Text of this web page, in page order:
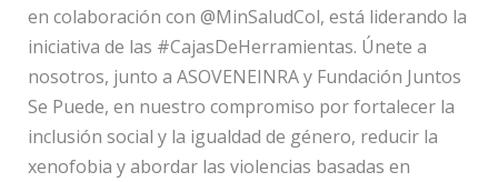
en colaboración con @MinSaludCol, está liderando la
iniciativa de las #CajasDeHerramientas. Únete a
nosotros, junto a ASOVENEINRA y Fundación Juntos
Se Puede, en nuestro compromiso por fortalecer la
inclusión social y la igualdad de género, reducir la
xenofobia y abordar las violencias basadas en